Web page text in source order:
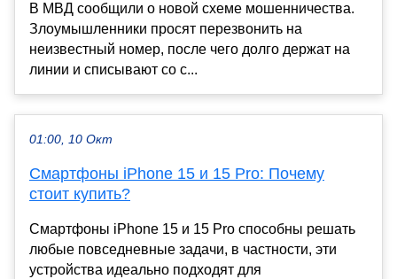
В МВД сообщили о новой схеме мошенничества.
Злоумышленники просят перезвонить на
неизвестный номер, после чего долго держат на
линии и списывают со с...
01:00, 10 Окт
Смартфоны iPhone 15 и 15 Pro: Почему
стоит купить?
Смартфоны iPhone 15 и 15 Pro способны решать
любые повседневные задачи, в частности, эти
устройства идеально подходят для